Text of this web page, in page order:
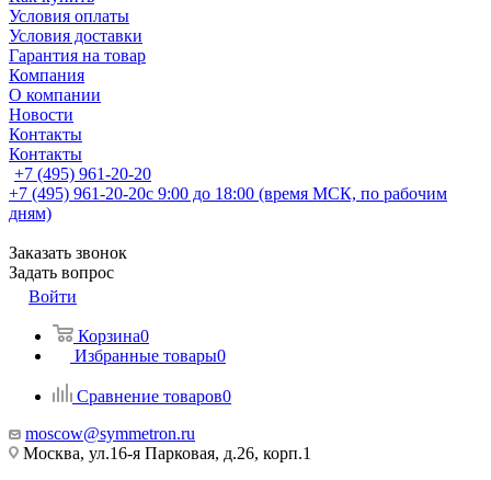
Условия оплаты
Условия доставки
Гарантия на товар
Компания
О компании
Новости
Контакты
Контакты
+7 (495) 961-20-20
+7 (495) 961-20-20с 9:00 до 18:00 (время МСК, по рабочим
дням)
Заказать звонок
Задать вопрос
Войти
Корзина0
Избранные товары0
Сравнение товаров0
moscow@symmetron.ru
Москва, ул.16-я Парковая, д.26, корп.1